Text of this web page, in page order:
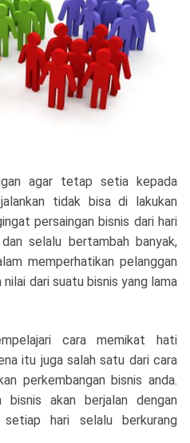
agar tetap setia kepada
tidak bisa di lakukan
persaingan bisnis dari hari
selalu bertambah banyak,
memperhatikan pelanggan
dari suatu bisnis yang lama
cara memikat hati
itu juga salah satu dari cara
perkembangan bisnis anda.
bisnis akan berjalan dengan
hari selalu berkurang